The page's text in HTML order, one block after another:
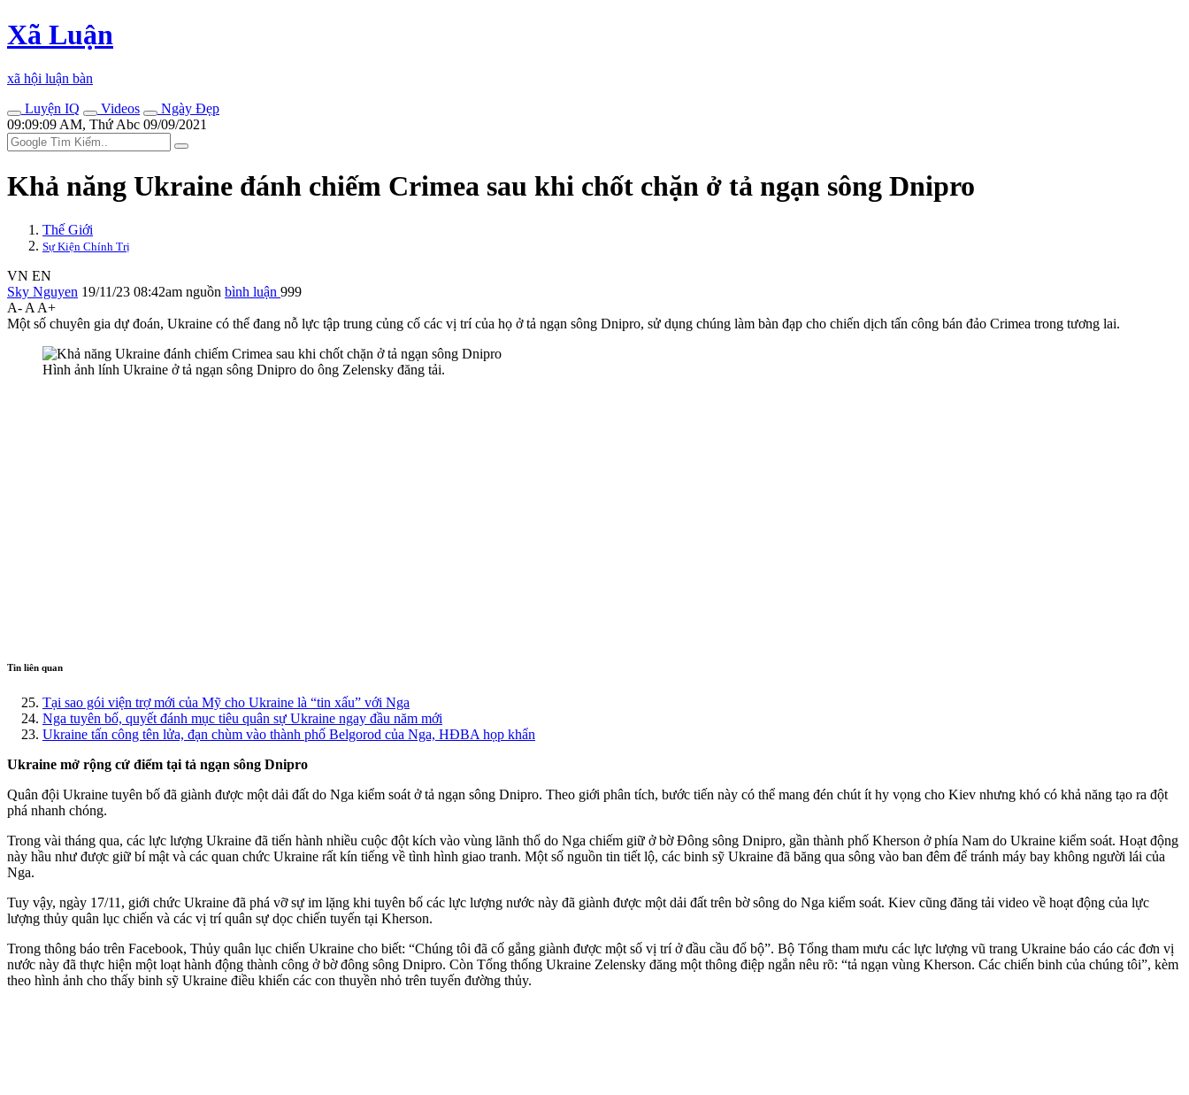
Xã Luận
xã hội luận bàn
Luyện IQ
Videos
Ngày Đẹp
09:09:09 AM, Thứ Abc 09/09/2021
Khả năng Ukraine đánh chiếm Crimea sau khi chốt chặn ở tả ngạn sông Dnipro
Thế Giới
Sự Kiện Chính Trị
VN EN
Sky Nguyen 19/11/23 08:42am nguồn bình luận 999
A- A A+
Một số chuyên gia dự đoán, Ukraine có thể đang nỗ lực tập trung củng cố các vị trí của họ ở tả ngạn sông Dnipro, sử dụng chúng làm bàn đạp cho chiến dịch tấn công bán đảo Crimea trong tương lai.
Hình ảnh lính Ukraine ở tả ngạn sông Dnipro do ông Zelensky đăng tải.
Tin liên quan
Tại sao gói viện trợ mới của Mỹ cho Ukraine là “tin xấu” với Nga
Nga tuyên bố, quyết đánh mục tiêu quân sự Ukraine ngay đầu năm mới
Ukraine tấn công tên lửa, đạn chùm vào thành phố Belgorod của Nga, HĐBA họp khẩn
Ukraine mở rộng cứ điểm tại tả ngạn sông Dnipro
Quân đội Ukraine tuyên bố đã giành được một dải đất do Nga kiểm soát ở tả ngạn sông Dnipro. Theo giới phân tích, bước tiến này có thể mang đén chút ít hy vọng cho Kiev nhưng khó có khả năng tạo ra đột
phá nhanh chóng.
Trong vài tháng qua, các lực lượng Ukraine đã tiến hành nhiều cuộc đột kích vào vùng lãnh thổ do Nga chiếm giữ ở bờ Đông sông Dnipro, gần thành phố Kherson ở phía Nam do Ukraine kiểm soát. Hoạt động
này hầu như được giữ bí mật và các quan chức Ukraine rất kín tiếng về tình hình giao tranh. Một số nguồn tin tiết lộ, các binh sỹ Ukraine đã băng qua sông vào ban đêm để tránh máy bay không người lái của
Nga.
Tuy vậy, ngày 17/11, giới chức Ukraine đã phá vỡ sự im lặng khi tuyên bố các lực lượng nước này đã giành được một dải đất trên bờ sông do Nga kiểm soát. Kiev cũng đăng tải video về hoạt động của lực
lượng thủy quân lục chiến và các vị trí quân sự dọc chiến tuyến tại Kherson.
Trong thông báo trên Facebook, Thủy quân lục chiến Ukraine cho biết: “Chúng tôi đã cố gắng giành được một số vị trí ở đầu cầu đổ bộ”. Bộ Tổng tham mưu các lực lượng vũ trang Ukraine báo cáo các đơn vị
nước này đã thực hiện một loạt hành động thành công ở bờ đông sông Dnipro. Còn Tổng thống Ukraine Zelensky đăng một thông điệp ngắn nêu rõ: “tả ngạn vùng Kherson. Các chiến binh của chúng tôi”, kèm
theo hình ảnh cho thấy binh sỹ Ukraine điều khiển các con thuyền nhỏ trên tuyến đường thủy.